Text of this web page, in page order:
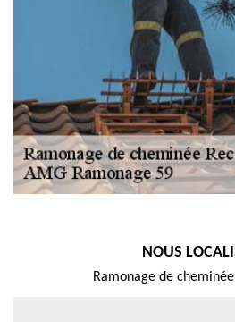
NOUS
Ramonage de